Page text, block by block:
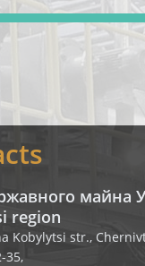
майна
region
Kobylytsi str.,
35,